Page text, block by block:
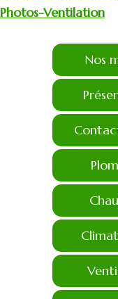
Photos-Ventilation
Nos